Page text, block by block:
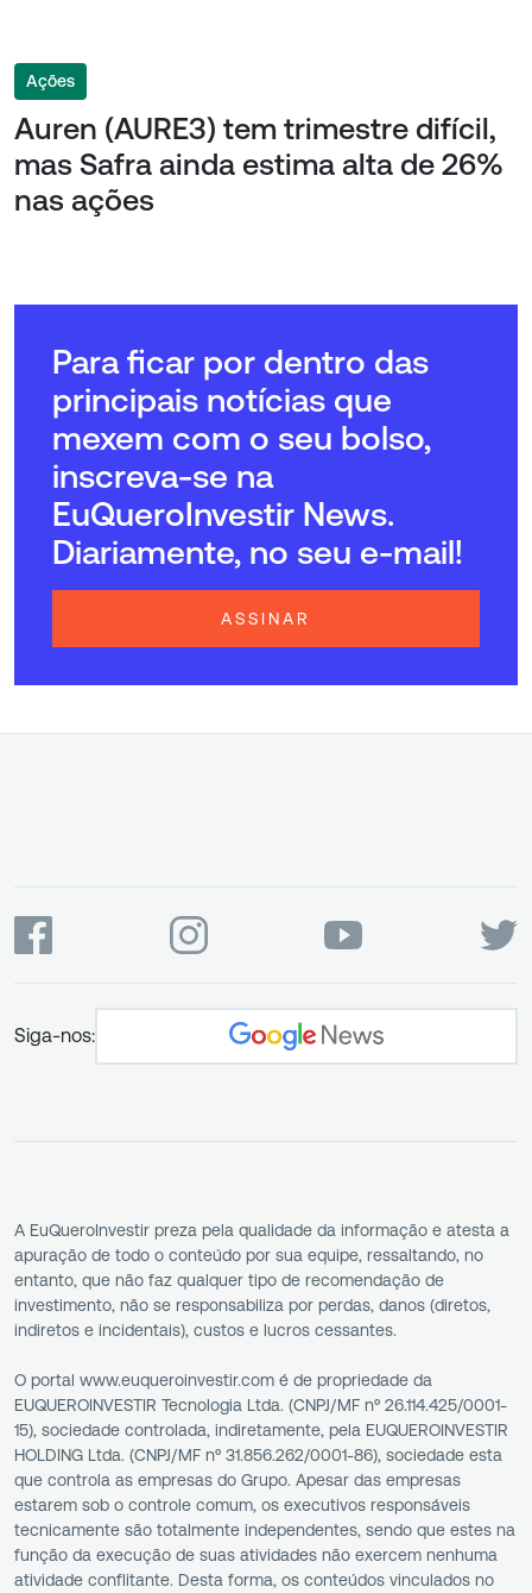
Ações
Auren (AURE3) tem trimestre difícil,
mas Safra ainda estima alta de 26%
nas ações
Para ficar por dentro das
principais notícias que
mexem com o seu bolso,
inscreva-se na
EuQueroInvestir News.
Diariamente, no seu e-mail!
ASSINAR
Siga-nos:
A EuQueroInvestir preza pela qualidade da informação e atesta a
apuração de todo o conteúdo por sua equipe, ressaltando, no
entanto, que não faz qualquer tipo de recomendação de
investimento, não se responsabiliza por perdas, danos (diretos,
indiretos e incidentais), custos e lucros cessantes.
O portal www.euqueroinvestir.com é de propriedade da
EUQUEROINVESTIR Tecnologia Ltda. (CNPJ/MF nº 26.114.425/0001-
15), sociedade controlada, indiretamente, pela EUQUEROINVESTIR
HOLDING Ltda. (CNPJ/MF nº 31.856.262/0001-86), sociedade esta
que controla as empresas do Grupo. Apesar das empresas
estarem sob o controle comum, os executivos responsáveis
tecnicamente são totalmente independentes, sendo que estes na
função da execução de suas atividades não exercem nenhuma
atividade conflitante. Desta forma, os conteúdos vinculados no